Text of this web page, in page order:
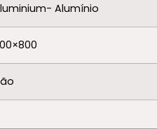
Alumínio